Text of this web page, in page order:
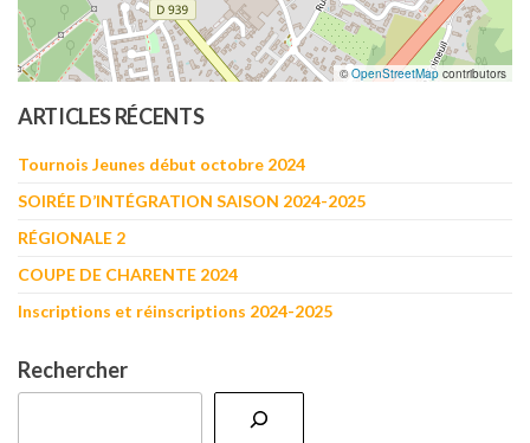
©OpenStreetMap contributors
ARTICLES RÉCENTS
Tournois Jeunes début octobre 2024
SOIRÉE D’INTÉGRATION SAISON 2024-2025
RÉGIONALE 2
COUPE DE CHARENTE 2024
Inscriptions et réinscriptions 2024-2025
Rechercher